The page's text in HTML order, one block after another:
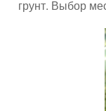
грунт. Выбор